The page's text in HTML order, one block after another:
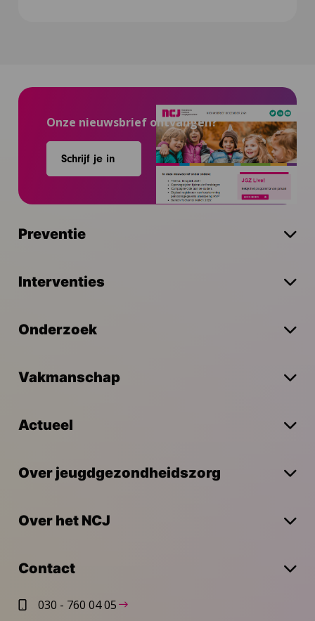
Onze nieuwsbrief ontvangen?
Schrijf je in
Preventie
Interventies
Onderzoek
Vakmanschap
Actueel
Over jeugdgezondheidszorg
Over het NCJ
Contact
030 - 760 04 05